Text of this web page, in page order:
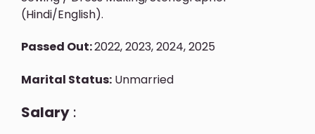
(Hindi/English).
Passed Out:2022, 2023, 2024, 2025
Marital Status: Unmarried
Salary :